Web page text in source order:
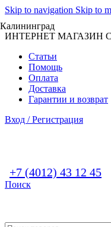
Skip to navigation Skip to
Калининград
ИНТЕРНЕТ МАГАЗИН
Статьи
Помощь
Оплата
Доставка
Гарантии и возврат
Вход / Регистрация
+7 (4012) 43 12 45
Поиск